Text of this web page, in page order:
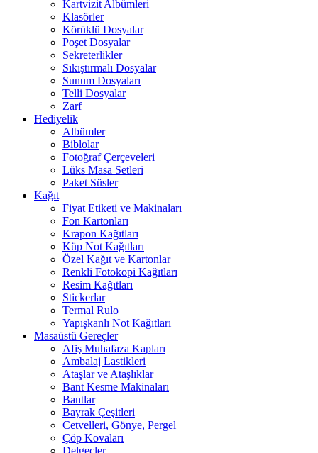
Kartvizit Albümleri
Klasörler
Körüklü Dosyalar
Poşet Dosyalar
Sekreterlikler
Sıkıştırmalı Dosyalar
Sunum Dosyaları
Telli Dosyalar
Zarf
Hediyelik
Albümler
Biblolar
Fotoğraf Çerçeveleri
Lüks Masa Setleri
Paket Süsler
Kağıt
Fiyat Etiketi ve Makinaları
Fon Kartonları
Krapon Kağıtları
Küp Not Kağıtları
Özel Kağıt ve Kartonlar
Renkli Fotokopi Kağıtları
Resim Kağıtları
Stickerlar
Termal Rulo
Yapışkanlı Not Kağıtları
Masaüstü Gereçler
Afiş Muhafaza Kapları
Ambalaj Lastikleri
Ataşlar ve Ataşlıklar
Bant Kesme Makinaları
Bantlar
Bayrak Çeşitleri
Cetvelleri, Gönye, Pergel
Çöp Kovaları
Delgeçler